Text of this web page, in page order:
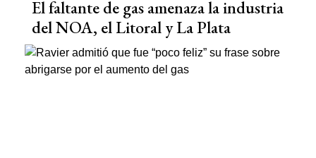
El faltante de gas amenaza la industria
del NOA, el Litoral y La Plata